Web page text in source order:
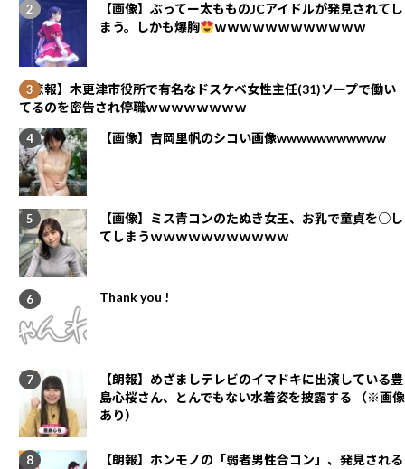
【画像】ぶってー太もものJCアイドルが発見されてし
まう。しかも爆胸
ｗｗｗｗｗｗｗｗｗｗｗｗ
【悲報】木更津市役所で有名なドスケベ女性主任(31)ソープで働い
てるのを密告され停職ｗｗｗｗｗｗｗｗ
【画像】吉岡里帆のシコい画像wwwwwwwwwww
【画像】ミス青コンのたぬき女王、お乳で童貞を○し
てしまうｗｗｗｗｗｗｗｗｗｗｗ
Thank you !
【朗報】めざましテレビのイマドキに出演している豊
島心桜さん、とんでもない水着姿を披露する （※画像
あり）
【朗報】ホンモノの「弱者男性合コン」、発見される